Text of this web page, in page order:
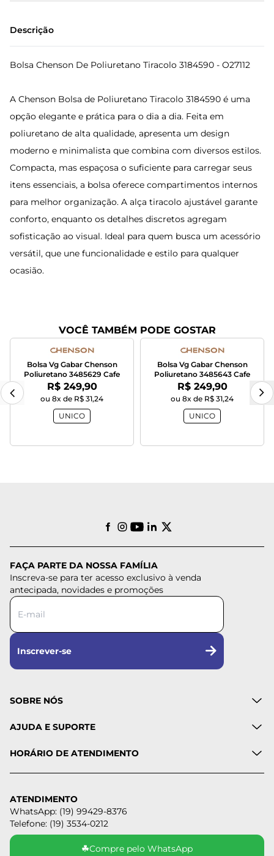
Descrição
Bolsa Chenson De Poliuretano Tiracolo 3184590 - O27112
A Chenson Bolsa de Poliuretano Tiracolo 3184590 é uma
opção elegante e prática para o dia a dia. Feita em
poliuretano de alta qualidade, apresenta um design
moderno e minimalista que combina com diversos estilos.
Compacta, mas espaçosa o suficiente para carregar seus
itens essenciais, a bolsa oferece compartimentos internos
para melhor organização. A alça tiracolo ajustável garante
conforto, enquanto os detalhes discretos agregam
sofisticação ao visual. Ideal para quem busca um acessório
versátil, que une funcionalidade e estilo para qualquer
ocasião.
VOCÊ TAMBÉM PODE GOSTAR
Bolsa Vg Gabar Chenson
Poliuretano 3485629 Cafe
Por:
R$ 249,90
ou 8x de R$ 31,24
UNICO
Bolsa Vg Gabar Chenson
Poliuretano 3485643 Cafe
Por:
R$ 249,90
ou 8x de R$ 31,24
UNICO
FAÇA PARTE DA NOSSA FAMÍLIA
Inscreva-se para ter acesso exclusivo à venda
antecipada, novidades e promoções
Inscrever-se
SOBRE NÓS
AJUDA E SUPORTE
HORÁRIO DE ATENDIMENTO
ATENDIMENTO
WhatsApp: (19) 99429-8376
Telefone: (19) 3534-0212
☘Compre pelo WhatsApp